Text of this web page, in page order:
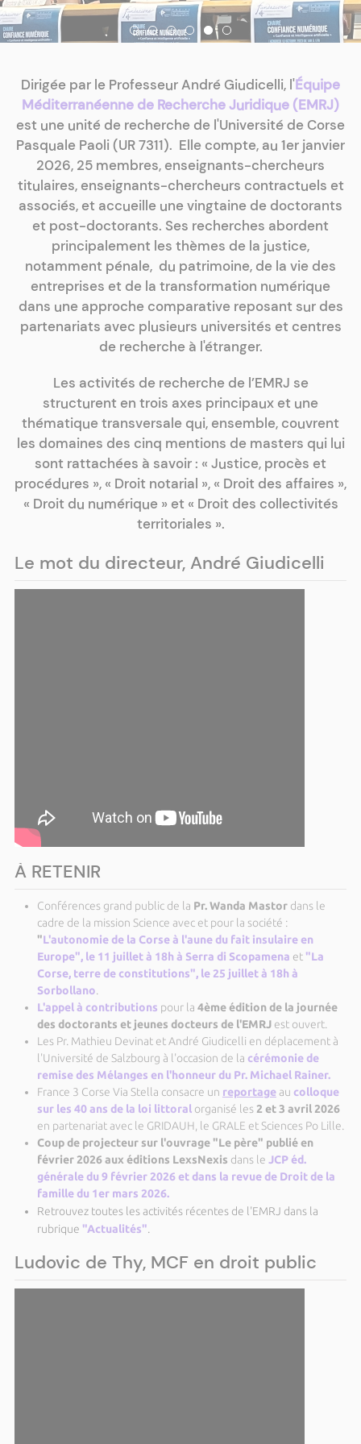
Dirigée par le Professeur André Giudicelli, l'Équipe
Méditerranéenne de Recherche Juridique (EMRJ)
est une unité de recherche de l'Université de Corse
Pasquale Paoli (UR 7311). Elle compte, au 1er janvier
2026, 25 membres, enseignants-chercheurs
titulaires, enseignants-chercheurs contractuels et
associés, et accueille une vingtaine de doctorants
et post-doctorants. Ses recherches abordent
principalement les thèmes de la justice,
notamment pénale, du patrimoine, de la vie des
entreprises et de la transformation numérique
dans une approche comparative reposant sur des
partenariats avec plusieurs universités et centres
de recherche à l'étranger.
Les activités de recherche de l’EMRJ se
structurent en trois axes principaux et une
thématique transversale qui, ensemble, couvrent
les domaines des cinq mentions de masters qui lui
sont rattachées à savoir : « Justice, procès et
procédures », « Droit notarial », « Droit des affaires »,
« Droit du numérique » et « Droit des collectivités
territoriales ».
Le mot du directeur, André Giudicelli
À RETENIR
Conférences grand public de la Pr. Wanda Mastor dans le
cadre de la mission Science avec et pour la société :
"L'autonomie de la Corse à l'aune du fait insulaire en
Europe", le 11 juillet à 18h à Serra di Scopamena et "La
Corse, terre de constitutions", le 25 juillet à 18h à
Sorbollano
L'appel à contributions pour la 4ème édition de la journée
des doctorants et jeunes docteurs de l'EMRJ est ouvert.
Les Pr. Mathieu Devinat et André Giudicelli en déplacement à
l'Université de Salzbourg à l'occasion de la cérémonie de
remise des Mélanges en l'honneur du Pr. Michael Rainer.
France 3 Corse Via Stella consacre un reportageau colloque
sur les 40 ans de la loi littoralorganisé les 2 et 3 avril 2026
en partenariat avec le GRIDAUH, le GRALE et Sciences Po Lille.
Coup de projecteur sur l'ouvrage "Le père" publié en
février 2026 aux éditions LexsNexis dans le JCP éd.
générale du 9 février 2026 et dans la revue de Droit de la
famille du 1er mars 2026.
Retrouvez toutes les activités récentes de l'EMRJ dans la
rubrique "Actualités"
Ludovic de Thy, MCF en droit public